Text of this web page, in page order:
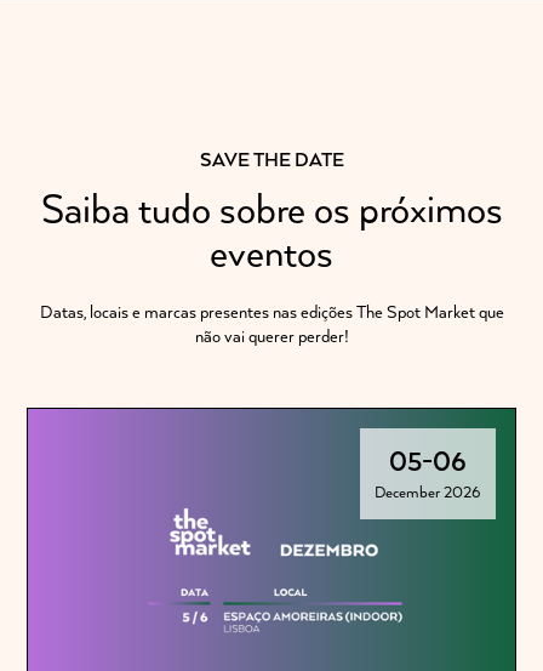
SAVE THE DATE
Saiba tudo sobre os próximos
eventos
Datas, locais e marcas presentes nas edições The Spot Market que
não vai querer perder!
05-06
December 2026